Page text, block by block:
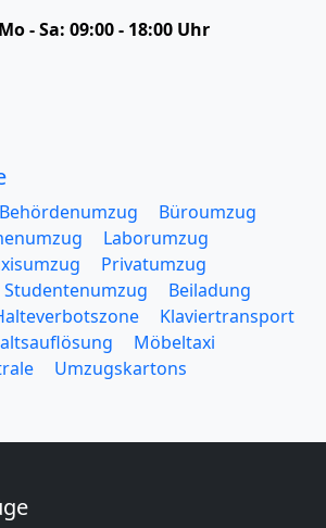
Mo - Sa: 09:00 - 18:00 Uhr
Behördenumzug
Büroumzug
Laborumzug
Privatumzug
Studentenumzug
Beiladung
Klaviertransport
Möbeltaxi
Umzugskartons